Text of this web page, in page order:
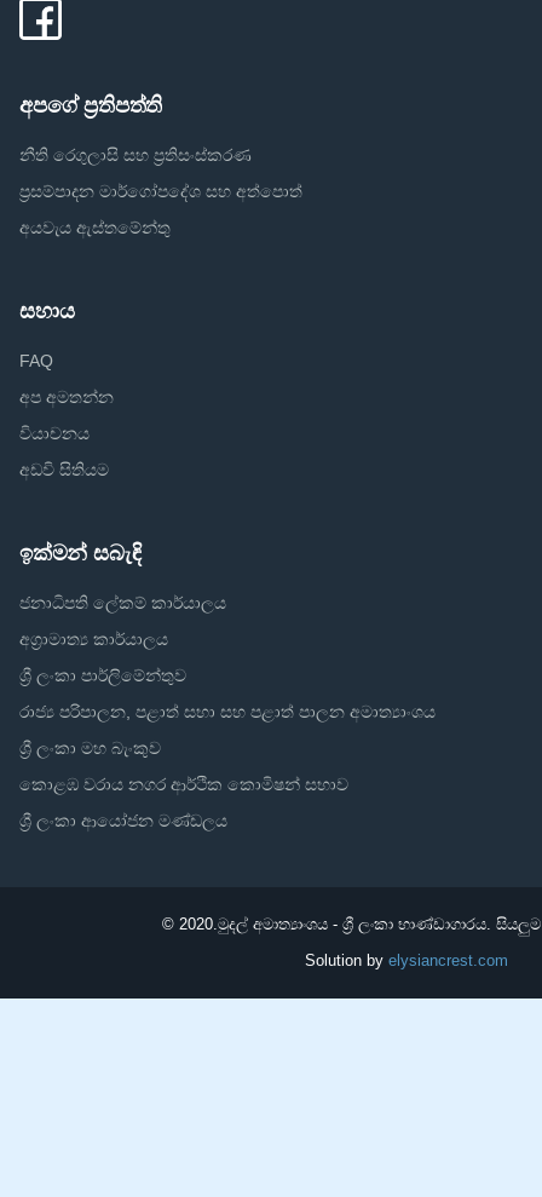
අපගේ ප්‍රතිපත්ති
නීති රෙගුලාසි සහ ප්‍රතිසංස්කරණ
ප්‍රසම්පාදන මාර්ගෝපදේශ සහ අත්පොත්
අයවැය ඇස්තමේන්තු
සහාය
FAQ
අප අමතන්න
වියාචනය
අඩවි සිතියම
ඉක්මන් සබැඳි
ජනාධිපති ලේකම් කාර්යාලය
අග්‍රාමාත්‍ය කාර්යාලය
ශ්‍රී ලංකා පාර්ලිමේන්තුව
රාජ්‍ය පරිපාලන, පළාත් සභා සහ පළාත් පාලන අමාත්‍යාංශය
ශ්‍රී ලංකා මහ බැංකුව
කොළඹ වරාය නගර ආර්ථික කොමිෂන් සභාව
ශ්‍රී ලංකා ආයෝජන මණ්ඩලය
© 2020.මුදල් අමාත්‍යාංශය - ශ්‍රී ලංකා භාණ්ඩාගාරය.
Solution by elysiancrest.com